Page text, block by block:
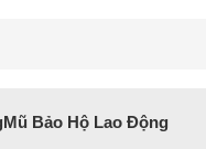
Mũ Bảo Hộ Lao Động